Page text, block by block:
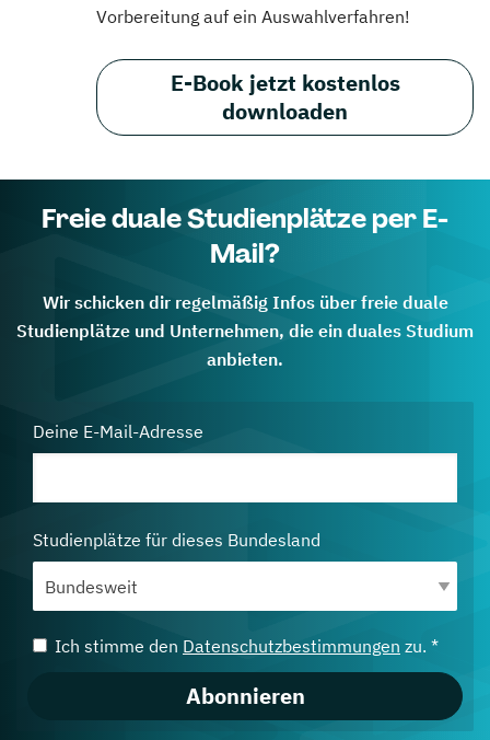
Vorbereitung auf ein Auswahlverfahren!
E-Book jetzt kostenlos
downloaden
Freie duale Studienplätze per E-
Mail?
Wir schicken dir regelmäßig Infos über freie duale
Studienplätze und Unternehmen, die ein duales Studium
anbieten.
Deine E-Mail-Adresse
Studienplätze für dieses Bundesland
Ich stimme den Datenschutzbestimmungen zu. *
Abonnieren